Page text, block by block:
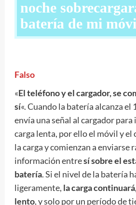
noche
batería de mi
Falso
«El teléfono y el cargador, se
sí«. Cuando la batería alcanza el
envía una señal al cargador
carga lenta, por ello el móvil y el
la carga y comienzan a enviarse
información entresí sobre el
batería. Si el nivel de la batería
ligeramente, la carga
lento, y solo por un período de